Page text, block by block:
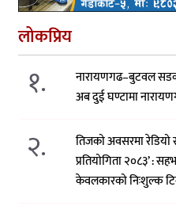
लोकप्रिय
१.
नारायणगढ–बुटवल सडक
अब दुई घण्टामा
२.
तिजको अवसरमा
प्रतियोगिता २०८३’ :
केवलकारको निःशुल्क